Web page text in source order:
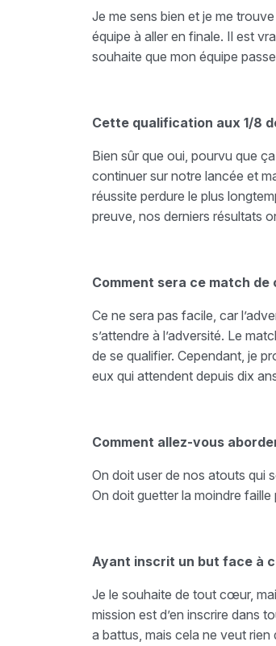
Je me sens bien et je me
équipe à aller en finale. Il est
souhaite que mon équipe
Cette qualification aux 1/8
Bien sûr que oui, pourvu que
continuer sur notre lancée et
réussite perdure le plus
preuve, nos derniers résultats
Comment sera ce match de
Ce ne sera pas facile, car
s’attendre à l’adversité. Le
de se qualifier. Cependant, je
eux qui attendent depuis dix
Comment allez-vous
On doit user de nos atouts qui
On doit guetter la moindre
Ayant inscrit un but face à
Je le souhaite de tout cœur,
mission est d’en inscrire dans
a battus, mais cela ne veut